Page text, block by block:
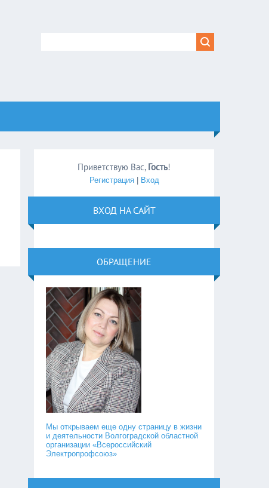
Приветствую Вас, Гость!
Регистрация| Вход
ВХОД НА САЙТ
ОБРАЩЕНИЕ
Мы открываем еще одну страницу в жизни
и деятельности Волгоградской областной
организации «Всероссийский
Электропрофсоюз»